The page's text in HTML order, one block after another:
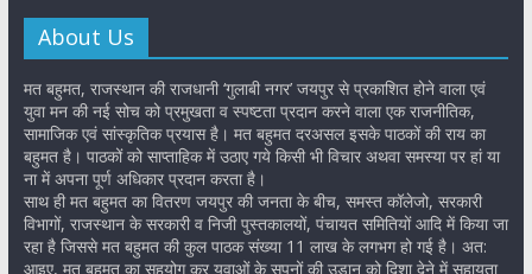
About Us
मत बहुमत, राजस्थान की राजधानी ‘गुलाबी नगर’ जयपुर से प्रकाशित होने वाला एवं
युवा मन की नई सोच को प्रमुखता व स्पष्टता प्रदान करने वाला एक राजनीतिक,
सामाजिक एवं सांस्कृतिक प्रयास है। मत बहुमत दरअसल इसके पाठकों की राय का
बहुमत है। पाठकों को साप्ताहिक में उठाए गये किसी भी विचार अथवा समस्या पर हां या
ना में अपना पूर्ण अधिकार प्रदान करता है।
साथ ही मत बहुमत का वितरण जयपुर की जनता के बीच, समस्त कॉलेजो, सरकारी
विभागों, राजस्थान के सरकारी व निजी पुस्तकालयों, पंचायत समितियों आदि में किया जा
रहा है जिससे मत बहुमत की कुल पाठक संख्या 11 लाख के लगभग हो गई है। अत:
आइए, मत बहुमत का सहयोग कर युवाओं के सपनों की उड़ान को दिशा देने में सहायता